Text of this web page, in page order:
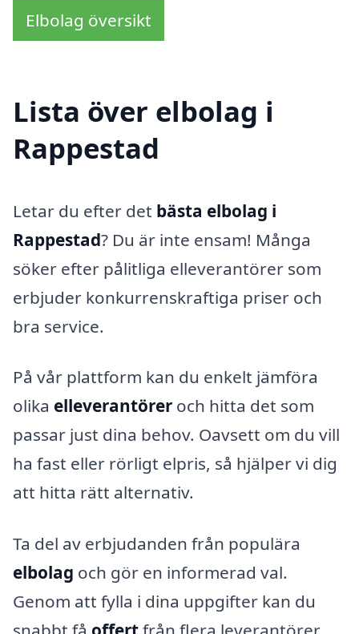
Elbolag översikt
Lista över elbolag i
Rappestad
Letar du efter det bästa elbolag i
Rappestad? Du är inte ensam! Många
söker efter pålitliga elleverantörer som
erbjuder konkurrenskraftiga priser och
bra service.
På vår plattform kan du enkelt jämföra
olika elleverantörer och hitta det som
passar just dina behov. Oavsett om du vill
ha fast eller rörligt elpris, så hjälper vi dig
att hitta rätt alternativ.
Ta del av erbjudanden från populära
elbolag och gör en informerad val.
Genom att fylla i dina uppgifter kan du